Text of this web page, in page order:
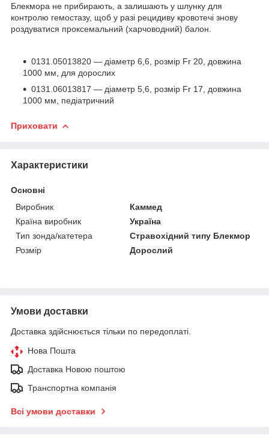
Блекмора не прибирають, а залишають у шлунку для
контролю гемостазу, щоб у разі рецидиву кровотечі знову
роздуватися проксемальний (харчоводний) балон.
0131.05013820 — діаметр 6,6, розмір Fr 20, довжина
1000 мм, для дорослих
0131.06013817 — діаметр 5,6, розмір Fr 17, довжина
1000 мм, педіатричний
Приховати
Характеристики
Основні
Виробник
Каммед
Країна виробник
Україна
Тип зонда/катетера
Стравохідний типу Блекмор
Розмір
Дорослий
Умови доставки
Доставка здійснюється тільки по передоплаті.
Нова Пошта
Доставка Новою поштою
Транспортна компанія
Всі умови доставки